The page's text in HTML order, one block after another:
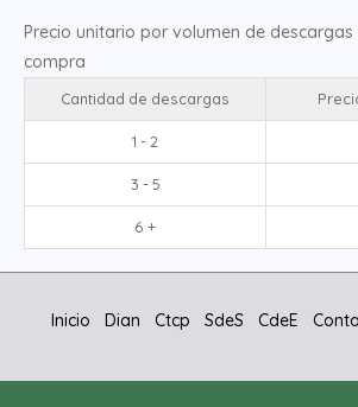
Precio unitario por volumen de descargas
compra
Cantidad de descargas
1 - 2
3 - 5
6 +
Inicio Dian Ctcp SdeS CdeE